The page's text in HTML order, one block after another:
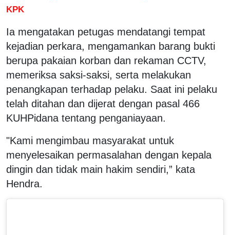
KPK
Ia mengatakan petugas mendatangi tempat
kejadian perkara, mengamankan barang bukti
berupa pakaian korban dan rekaman CCTV,
memeriksa saksi-saksi, serta melakukan
penangkapan terhadap pelaku. Saat ini pelaku
telah ditahan dan dijerat dengan pasal 466
KUHPidana tentang penganiayaan.
"Kami mengimbau masyarakat untuk
menyelesaikan permasalahan dengan kepala
dingin dan tidak main hakim sendiri,” kata
Hendra.